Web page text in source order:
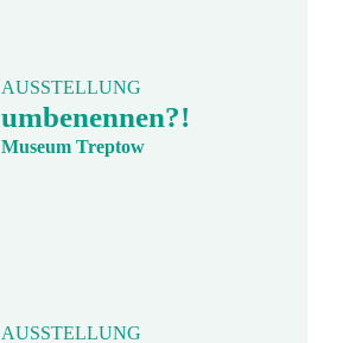
AUSSTELLUNG
umbenennen?!
Museum Treptow
AUSSTELLUNG